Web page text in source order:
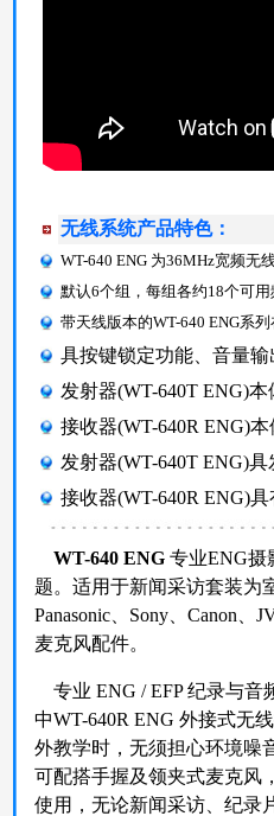
无线系统产品特色：
WT-640 ENG 为36MHz宽频无
默认6个组，每组各约18个可用
带天线版本的WT-640 ENG系
具按键锁定功能、音量输
发射器(WT-640T ENG)
接收器(WT-640R ENG)本
发射器(WT-640T ENG)
接收器(WT-640R ENG)
WT-640 ENG 专业ENG摄
题。适用于新闻采访套装为
Panasonic、Sony、Canon
麦克风配件。
专业 ENG / EFP 纪录与音
中WT-640R ENG 外接式无
外教学时，无须担心环境噪
可配搭手握及领夹式麦克风
使用，无论新闻采访、纪录